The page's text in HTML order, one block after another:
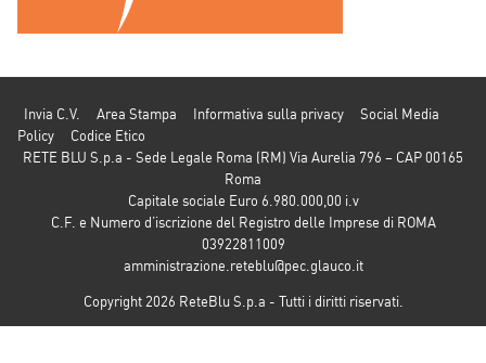
Invia C.V. Area Stampa Informativa sulla privacy
Social Media
Policy
Codice Etico
RETE BLU S.p.a - Sede Legale Roma (RM) Via Aurelia 796 – CAP 00165
Roma
Capitale sociale Euro 6.980.000,00 i.v
C.F. e Numero d’iscrizione del Registro delle Imprese di ROMA
03922811009
amministrazione.reteblu@pec.glauco.it
Copyright 2026 ReteBlu S.p.a - Tutti i diritti riservati.